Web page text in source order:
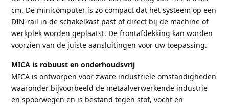
cm. De minicomputer is zo compact dat het systeem op een
DIN-rail in de schakelkast past of direct bij de machine of
werkplek worden geplaatst. De frontafdekking kan worden
voorzien van de juiste aansluitingen voor uw toepassing.
MICA is robuust en onderhoudsvrij
MICA is ontworpen voor zware industriële omstandigheden
waaronder bijvoorbeeld de metaalverwerkende industrie
en spoorwegen en is bestand tegen stof, vocht en